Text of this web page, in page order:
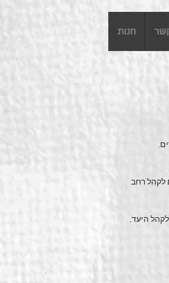
חנות
שמתאים לקהל רחב
לקהל היעד,